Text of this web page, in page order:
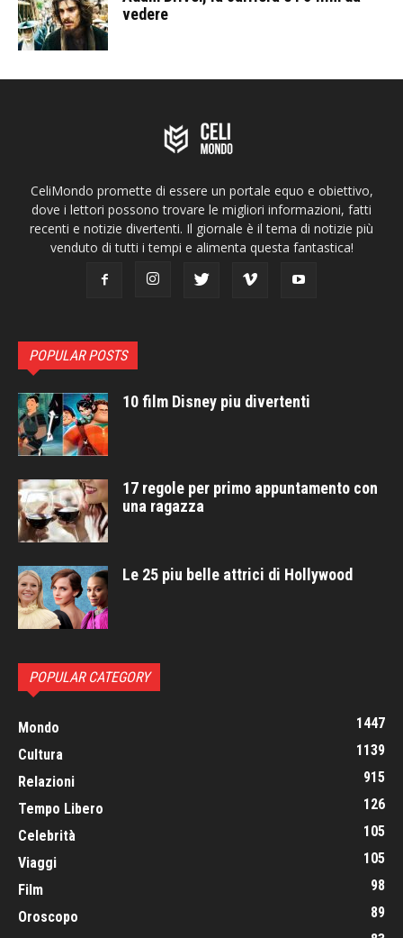
vedere
CeliMondo promette di essere un portale equo e obiettivo,
dove i lettori possono trovare le migliori informazioni, fatti
recenti e notizie divertenti. Il giornale è il tema di notizie più
venduto di tutti i tempi e alimenta questa fantastica!
POPULAR POSTS
10 film Disney piu divertenti
17 regole per primo appuntamento con
una ragazza
Le 25 piu belle attrici di Hollywood
POPULAR CATEGORY
Mondo
1447
Cultura
1139
Relazioni
915
Tempo Libero
126
Celebrità
105
Viaggi
105
Film
98
Oroscopo
89